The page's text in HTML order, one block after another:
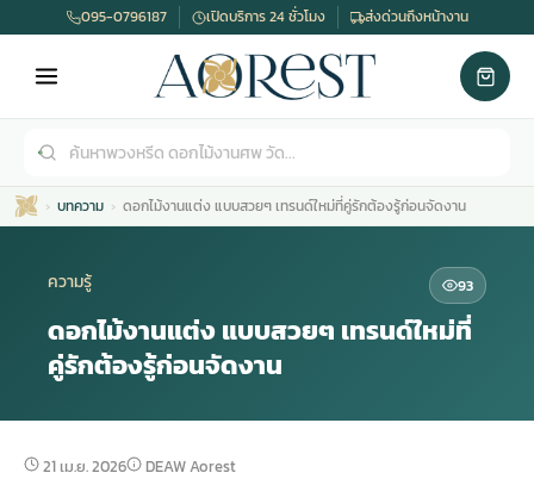
ดอกไม้หน้าศพ
พวงหรีด กรุงเทพ
ไม้งานแต่ง
พวงหรีดพัดลม
รับจัดงานศพ
095-0796187 เปิดบริการ 24 ชั่วโมง ส่งด่วนถึงหน้างาน
บทความ ดอกไม้งานแต่ง แบบสวยๆ เทรนด์ใหม่ที่คู่รักต้องรู้ก่อนจัดงาน
ความรู้ 93
ดอกไม้งานแต่ง แบบสวยๆ เทรนด์ใหม่ที่
คู่รักต้องรู้ก่อนจัดงาน
21 เม.ย. 2026 DEAW Aorest